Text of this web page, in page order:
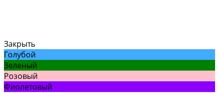
Закрыть
Голубой
Зеленый
Розовый
Фиолетовый